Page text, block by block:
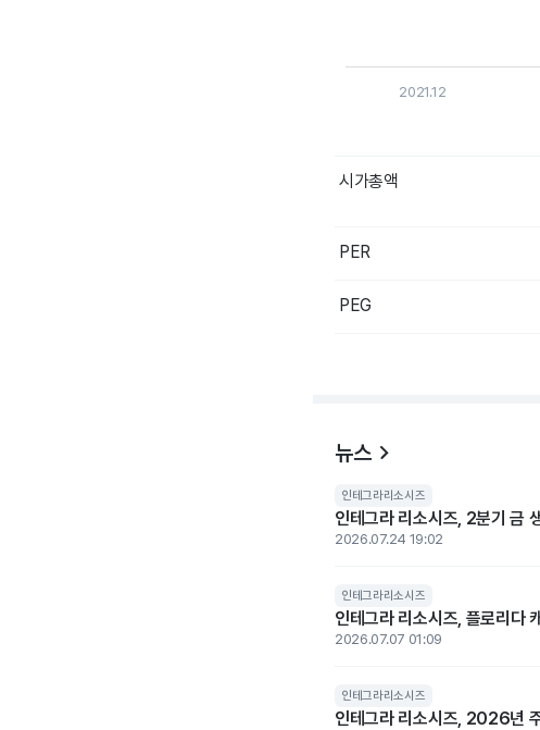
2021.12
시가총액
PER
PEG
뉴스
인테그라리소시즈
인테그라 리소시즈, 2분기 금
2026.07.24 19:02
인테그라리소시즈
인테그라 리소시즈, 플로리다
2026.07.07 01:09
인테그라리소시즈
인테그라 리소시즈, 2026년